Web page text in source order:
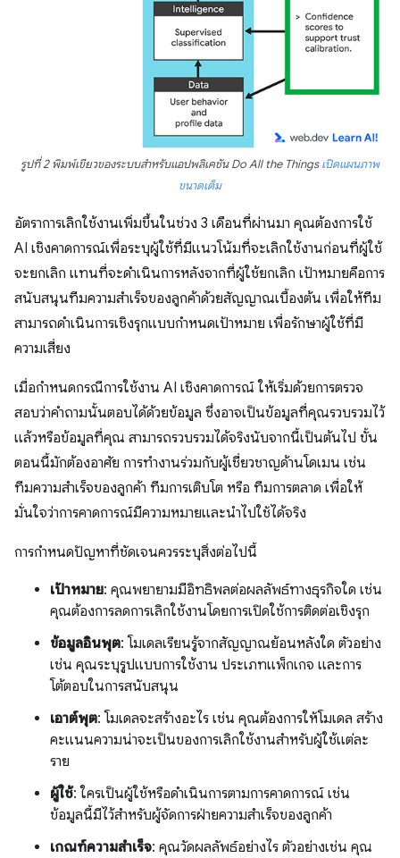
รูปที่ 2 พิมพ์เขียวของระบบสำหรับแอปพลิเคชันDo All the Things เปิดแผนภาพ
ขนาดเต็ม
อัตราการเลิกใช้งานเพิ่มขึ้นในช่วง 3 เดือนที่ผ่านมา คุณต้องการใช้
AI เชิงคาดการณ์เพื่อระบุผู้ใช้ที่มีแนวโน้มที่จะเลิกใช้งานก่อนที่ผู้ใช้
จะยกเลิก แทนที่จะดำเนินการหลังจากที่ผู้ใช้ยกเลิก เป้าหมายคือการ
สนับสนุนทีมความสําเร็จของลูกค้าด้วยสัญญาณเบื้องต้น เพื่อให้ทีม
สามารถดําเนินการเชิงรุกแบบกําหนดเป้าหมาย เพื่อรักษาผู้ใช้ที่มี
ความเสี่ยง
เมื่อกำหนดกรณีการใช้งาน AI เชิงคาดการณ์ ให้เริ่มด้วยการตรวจ
สอบว่าคำถามนั้นตอบได้ด้วยข้อมูล ซึ่งอาจเป็นข้อมูลที่คุณรวบรวมไว้
แล้วหรือข้อมูลที่คุณ สามารถรวบรวมได้จริงนับจากนี้เป็นต้นไป ขั้น
ตอนนี้มักต้องอาศัย การทำงานร่วมกับผู้เชี่ยวชาญด้านโดเมน เช่น
ทีมความสำเร็จของลูกค้า ทีมการเติบโต หรือ ทีมการตลาด เพื่อให้
มั่นใจว่าการคาดการณ์มีความหมายและนำไปใช้ได้จริง
การกำหนดปัญหาที่ชัดเจนควรระบุสิ่งต่อไปนี้
เป้าหมาย: คุณพยายามมีอิทธิพลต่อผลลัพธ์ทางธุรกิจใด เช่น
คุณต้องการลดการเลิกใช้งานโดยการเปิดใช้การติดต่อเชิงรุก
ข้อมูลอินพุต: โมเดลเรียนรู้จากสัญญาณย้อนหลังใด ตัวอย่าง
เช่น คุณระบุรูปแบบการใช้งาน ประเภทแพ็กเกจ และการ
โต้ตอบในการสนับสนุน
เอาต์พุต: โมเดลจะสร้างอะไร เช่น คุณต้องการให้โมเดล สร้าง
คะแนนความน่าจะเป็นของการเลิกใช้งานสำหรับผู้ใช้แต่ละ
ราย
ผู้ใช้: ใครเป็นผู้ใช้หรือดำเนินการตามการคาดการณ์ เช่น
ข้อมูลนี้มีไว้สำหรับผู้จัดการฝ่ายความสำเร็จของลูกค้า
เกณฑ์ความสำเร็จ: คุณวัดผลลัพธ์อย่างไร ตัวอย่างเช่น คุณ